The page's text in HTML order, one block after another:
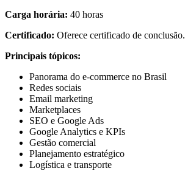
Carga horária: 40 horas
Certificado: Oferece certificado de conclusão.
Principais tópicos:
Panorama do e-commerce no Brasil
Redes sociais
Email marketing
Marketplaces
SEO e Google Ads
Google Analytics e KPIs
Gestão comercial
Planejamento estratégico
Logística e transporte